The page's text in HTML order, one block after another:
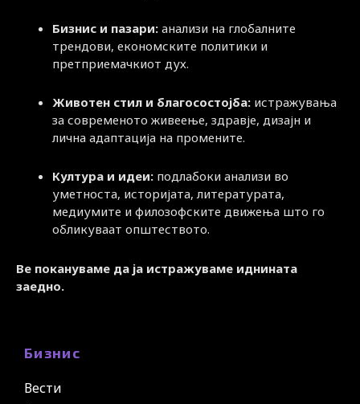
Бизнис и пазари: анализи на глобалните
трендови, економските политики и
претприемачкиот дух.
Животен стил и благосостојба: истражувања
за современото живеење, здравје, дизајн и
лична адаптација на промените.
Култура и идеи: подлабоки анализи во
уметноста, историјата, литературата,
медиумите и филозофските движења што го
обликуваат општеството.
Ве покануваме да ја истражуваме иднината
заедно.
Бизнис
Вести